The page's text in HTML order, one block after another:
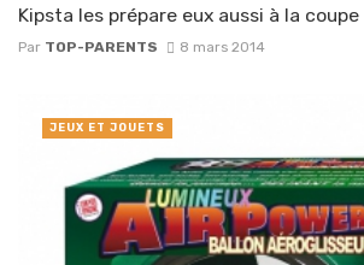
Kipsta les prépare eux aussi à la
Par TOP-PARENTS 8 mars 2014
JEUX ET JOUETS